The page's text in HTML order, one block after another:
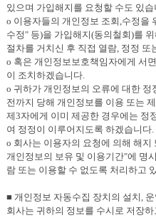
있으며 가입해지를 요청할 수도 있습
o 이용자들의 개인정보 조회,수정을
수정" 등)을 가입해지(동의철회)를
절차를 거치신 후 직접 열람, 정정 또
o 혹은 개인정보보호책임자에게 서
이 조치하겠습니다.
o 귀하가 개인정보의 오류에 대한
전까지 당해 개인정보를 이용 또는
제3자에게 이미 제공한 경우에는 정
여 정정이 이루어지도록 하겠습니다.
o 회사는 이용자의 요청에 의해 해
개인정보의 보유 및 이용기간"에 명
람 또는 이용할 수 없도록 처리하고
■ 개인정보 자동수집 장치의 설치,
회사는 귀하의 정보를 수시로 저장